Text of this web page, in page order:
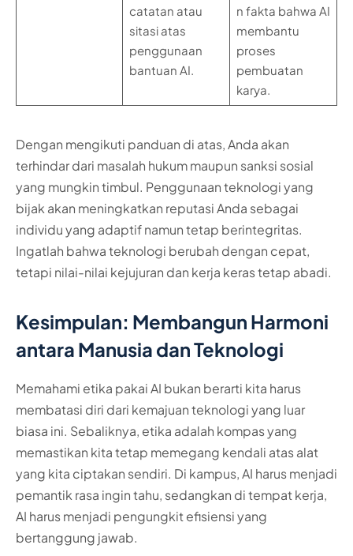
catatan atau
sitasi atas
penggunaan
bantuan AI.
n fakta bahwa AI
membantu
proses
pembuatan
karya.
Dengan mengikuti panduan di atas, Anda akan
terhindar dari masalah hukum maupun sanksi sosial
yang mungkin timbul. Penggunaan teknologi yang
bijak akan meningkatkan reputasi Anda sebagai
individu yang adaptif namun tetap berintegritas.
Ingatlah bahwa teknologi berubah dengan cepat,
tetapi nilai-nilai kejujuran dan kerja keras tetap abadi.
Kesimpulan: Membangun Harmoni
antara Manusia dan Teknologi
Memahami etika pakai AI bukan berarti kita harus
membatasi diri dari kemajuan teknologi yang luar
biasa ini. Sebaliknya, etika adalah kompas yang
memastikan kita tetap memegang kendali atas alat
yang kita ciptakan sendiri. Di kampus, AI harus menjadi
pemantik rasa ingin tahu, sedangkan di tempat kerja,
AI harus menjadi pengungkit efisiensi yang
bertanggung jawab.